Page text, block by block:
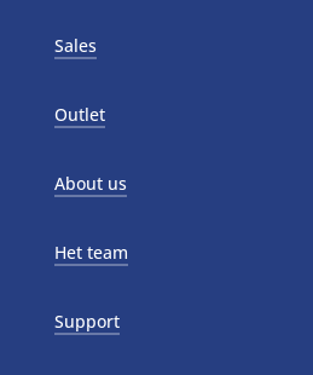
Sales
Outlet
About us
Het team
Support